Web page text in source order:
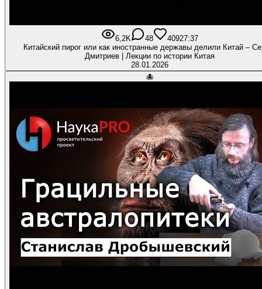
6,2K 48 40927:37
Китайский пирог или как иностранные державы делили Китай –
Дмитриев | Лекции по истории Китая
28.01.2026
🐙